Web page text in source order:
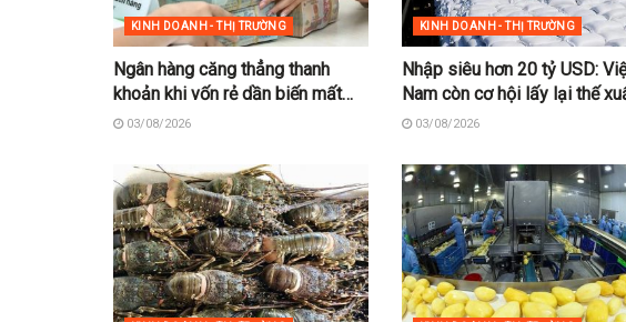
KINH DOANH - THỊ TRƯỜNG
Ngân hàng căng thẳng thanh
khoản khi vốn rẻ dần biến mất
trên thị trường
03/08/2026
KINH DOANH - THỊ TRƯỜNG
Nhập siêu hơn 20 tỷ USD:
Nam còn cơ hội lấy lại thế
siêu?
03/08/2026